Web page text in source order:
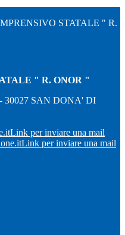
STATALE " R.
" R. ONOR "
30027 SAN DONA' DI
Link per inviare una mail
Link per inviare una mail